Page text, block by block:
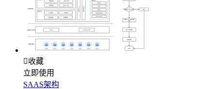
收藏
立即使用
SAAS架构